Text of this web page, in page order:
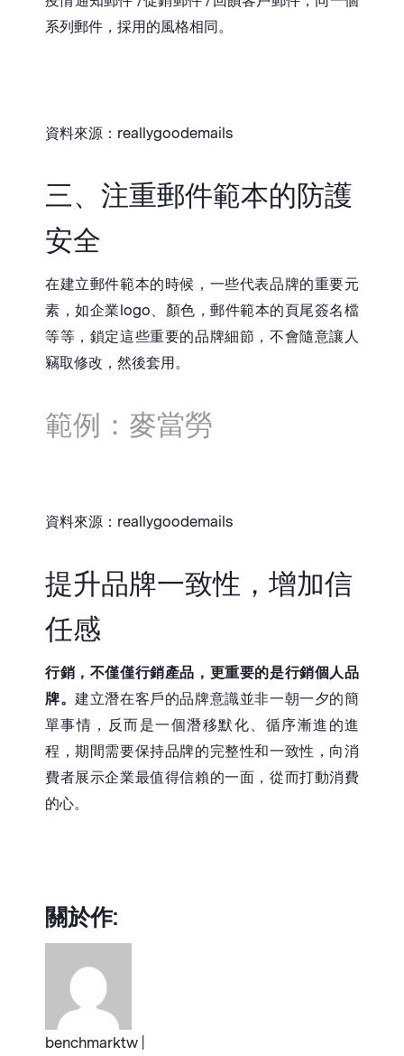
系列郵件，採用的風格相同。
資料來源：reallygoodemails
三、注重郵件範本的防護
安全
在建立郵件範本的時候，一些代表品牌的重要元
素，如企業logo、顏色，郵件範本的頁尾簽名檔
等等，鎖定這些重要的品牌細節，不會隨意讓人
竊取修改，然後套用。
範例：麥當勞
資料來源：reallygoodemails
提升品牌一致性，增加信
任感
行銷，不僅僅行銷產品，更重要的是行銷個人品
牌。建立潛在客戶的品牌意識並非一朝一夕的簡
單事情，反而是一個潛移默化、循序漸進的進
程，期間需要保持品牌的完整性和一致性，向消
費者展示企業最值得信賴的一面，從而打動消費
的心。
關於作:
benchmarktw |